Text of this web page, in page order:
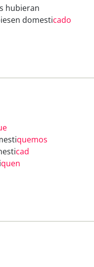
hubieran
domesticado
quemos
cad
quen